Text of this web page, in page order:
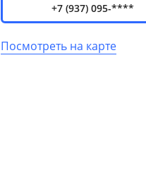
+7 (937) 095-****
Посмотреть на карте